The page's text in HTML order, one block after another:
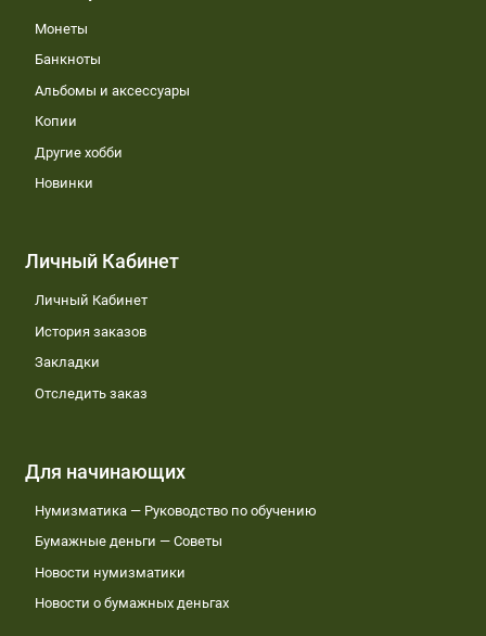
Монеты
Банкноты
Альбомы и аксессуары
Копии
Другие хобби
Новинки
Личный Кабинет
Личный Кабинет
История заказов
Закладки
Отследить заказ
Для начинающих
Нумизматика — Руководство по обучению
Бумажные деньги — Советы
Новости нумизматики
Новости о бумажных деньгах